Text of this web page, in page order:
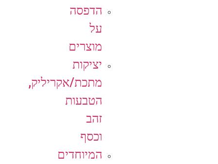
הדפסה
על
מוצרים
יציקות
מתכת/אקריליק,
הטבעות
זהב
וכסף
המיוחדים